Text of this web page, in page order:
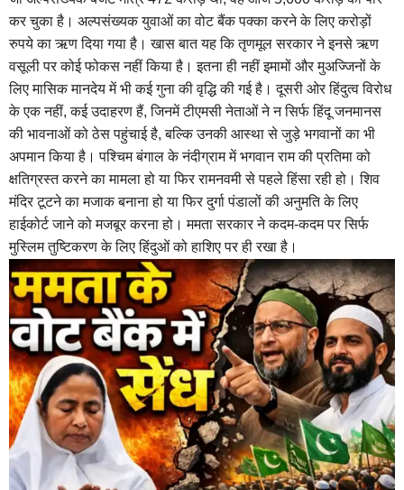
कर चुका है। अल्पसंख्यक युवाओं का वोट बैंक पक्का करने के लिए करोड़ों
रुपये का ऋण दिया गया है। खास बात यह कि तृणमूल सरकार ने इनसे ऋण
वसूली पर कोई फोकस नहीं किया है। इतना ही नहीं इमामों और मुअज्जिनों के
लिए मासिक मानदेय में भी कई गुना की वृद्धि की गई है।दूसरी ओर हिंदुत्व विरोध
के एक नहीं, कई उदाहरण हैं, जिनमें टीएमसी नेताओं ने न सिर्फ हिंदू जनमानस
की भावनाओं को ठेस पहुंचाई है, बल्कि उनकी आस्था से जुड़े भगवानों का भी
अपमान किया है। पश्चिम बंगाल के नंदीग्राम में भगवान राम की प्रतिमा को
क्षतिग्रस्त करने का मामला हो या फिर रामनवमी से पहले हिंसा रही हो। शिव
मंदिर टूटने का मजाक बनाना हो या फिर दुर्गा पंडालों की अनुमति के लिए
हाईकोर्ट जाने को मजबूर करना हो। ममता सरकार ने कदम-कदम पर सिर्फ
मुस्लिम तुष्टिकरण के लिए हिंदुओं को हाशिए पर ही रखा है।